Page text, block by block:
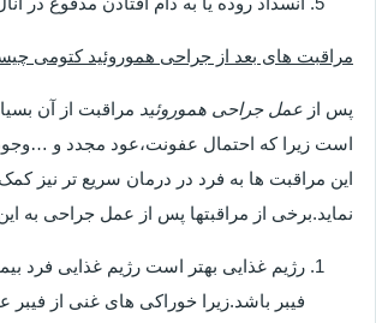
مراقبت های بعد از جراحی هموروئید کتومی
پس از عمل جراحی هموروئید مراقبت از آن
است زیرا که احتمال عفونت،عود مجدد و …وجود
این مراقبت ها به فرد در درمان سریع تر نیز
نماید.برخی از مراقبتها پس از عمل جراحی به
رژیم غذایی بهتر است رژیم غذایی فرد
فیبر باشد.زیرا خوراکی های غنی از فیبر